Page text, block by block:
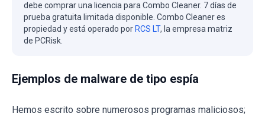
debe comprar una licencia para Combo Cleaner. 7 días de
prueba gratuita limitada disponible. Combo Cleaner es
propiedad y está operado por RCS LT, la empresa matriz
de PCRisk.
Ejemplos de malware de tipo espía
Hemos escrito sobre numerosos programas maliciosos;